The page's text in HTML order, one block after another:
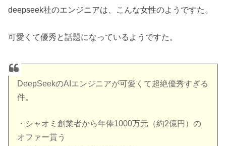
deepseek社のエンジニアは、こんな女性のようですた。
可愛くて優秀と話題になっているようですた。
DeepSeekのAIエンジニアが可愛くて超絶優秀すぎる
件。
・シャオミ創業者から年俸1000万元（約2億円）の
オファー貰う